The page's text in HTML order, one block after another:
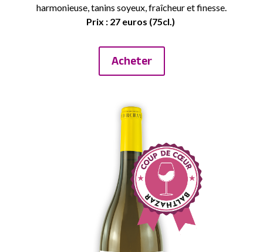
harmonieuse, tanins soyeux, fraîcheur et finesse.
Prix : 27 euros (75cl.)
Acheter